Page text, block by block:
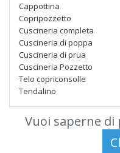
Cappottina
Copripozzetto
Cuscineria completa
Cuscineria di poppa
Cuscineria di prua
Cuscineria Pozzetto
Telo copriconsolle
Tendalino
Vuoi saperne di